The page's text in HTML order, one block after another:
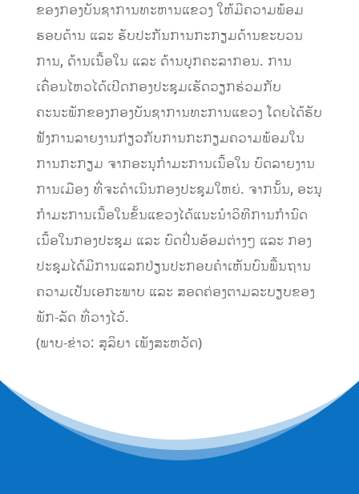
ຂອງກອງບັນຊາການທະຫານແຂວງ ໃຫ້ມີຄວາມພ້ອມ
ຮອບດ້ານ ແລະ ຮັບປະກັນການກະກຽມດ້ານຂະບວນ
ການ, ດ້ານເນື້ອໃນ ແລະ ດ້ານບຸກຄະລາກອນ. ການ
ເຄື່ອນໄຫວໄດ້ເປີດກອງປະຊຸມເຮັດວຽກຮ່ວມກັບ
ຄະນະພັກຂອງກອງບັນຊາການທະການແຂວງ ໂດຍໄດ້ຮັບ
ຟັງການລາຍງານກ່ຽວກັບການກະກຽມຄວາມພ້ອມໃນ
ການກະກຽມ ຈາກອະນຸກຳມະການເນື້ອໃນ ບົດລາຍງານ
ການເມືອງ ທີ່ຈະດຳເນີນກອງປະຊຸມໃຫຍ່. ຈາກນັ້ນ, ອະນຸ
ກໍາມະການເນື້ອໃນຂັ້ນແຂວງໄດ້ແນະນຳວິທີການກຳນົດ
ເນື້ອໃນກອງປະຊຸມ ແລະ ບົດປີ່ນອ້ອມຕ່າງໆ ແລະ ກອງ
ປະຊຸມໄດ້ມີການແລກປ່ຽນປະກອບຄຳເຫັນບົນພື້ນຖານ
ຄວາມເປັນເອກະພາບ ແລະ ສອດຄ່ອງຕາມລະບຽບຂອງ
ພັກ-ລັດ ທີ່ວາງໄວ້.
(ພາບ-ຂ່າວ: ສຸລິຍາ ເພັງສະຫວັດ)